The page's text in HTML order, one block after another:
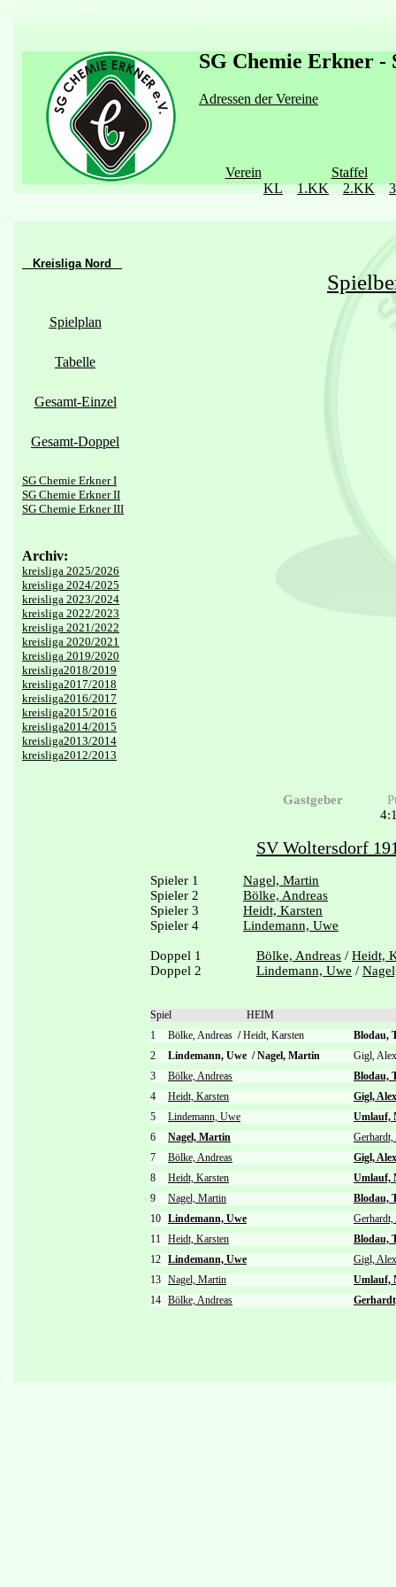
SG Chemie Erkner -
Adressen der Vereine
Verein
Staffel
KL
1.KK 2.KK
Kreisliga Nord
Spielplan
Tabelle
Gesamt-Einzel
Gesamt-Doppel
SG Chemie Erkner I
SG Chemie Erkner II
SG Chemie Erkner III
Archiv:
kreisliga 2025/2026
kreisliga 2024/2025
kreisliga 2023/2024
kreisliga 2022/2023
kreisliga 2021/2022
kreisliga 2020/2021
kreisliga 2019/2020
kreisliga2018/2019
kreisliga2017/2018
kreisliga2016/2017
kreisliga2015/2016
kreisliga2014/2015
kreisliga2013/2014
kreisliga2012/2013
Gastgeber
SV Woltersdorf
Spieler 1
Nagel, Martin
Spieler 2
Bölke, Andreas
Spieler 3
Heidt, Karsten
Spieler 4
Lindemann, Uwe
Doppel 1 Bölke, Andreas / Heidt,
Doppel 2
Lindemann, Uwe /
Spiel
HEIM
1
Bölke, Andreas /Heidt, Karsten
Blodau,
2
Lindemann, Uwe /Nagel, Martin
Gigl,
3
Bölke, Andreas
Blodau,
4
Heidt, Karsten
Gigl,
5
Lindemann, Uwe
Umlauf,
6
Nagel, Martin
Gerhardt,
7
Bölke, Andreas
Gigl,
8
Heidt, Karsten
Umlauf,
9
Nagel, Martin
Blodau,
10 Lindemann, Uwe
Gerhardt,
11 Heidt, Karsten
Blodau,
12 Lindemann, Uwe
Gigl,
13 Nagel, Martin
Umlauf,
14 Bölke, Andreas